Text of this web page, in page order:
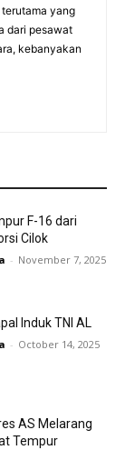
yang
dari pesawat
kebanyakan
F-16 dari
Cilok
- November 7, 2025
Induk TNI AL
- October 14, 2025
AS Melarang
Tempur